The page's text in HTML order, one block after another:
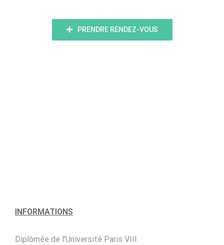
PRENDRE RENDEZ-VOUS
INFORMATIONS
Diplômée de l'Université Paris VIII